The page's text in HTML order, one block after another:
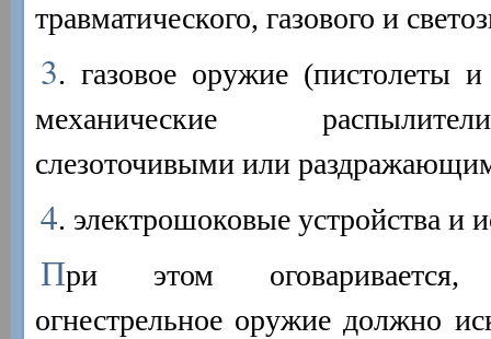
травматического, газового и
3. газовое оружие (пистолеты
механические
слезоточивыми или
4. электрошоковые устройства и
При этом оговаривается,
огнестрельное оружие должно